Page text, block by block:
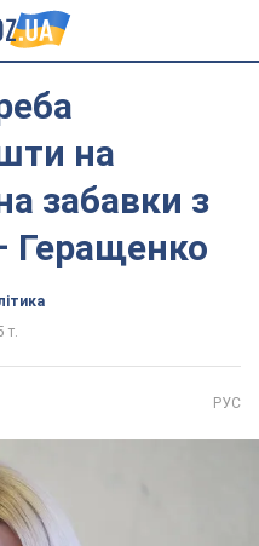
на
забавки з
Геращенко
т.
РУС